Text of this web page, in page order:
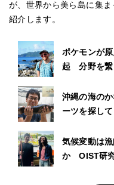
が、世界から美ら島に集
紹介します。
ポケモンが
起 分野を繋
沖縄の海の
ーツを探して
気候変動は
か OIST研